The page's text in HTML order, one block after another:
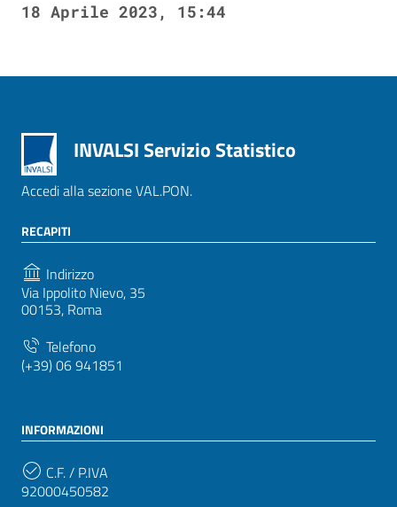
18 Aprile 2023, 15:44
INVALSI Servizio Statistico
Accedi alla sezione VAL.PON.
RECAPITI
Indirizzo
Via Ippolito Nievo, 35
00153, Roma
Telefono
(+39) 06 941851
INFORMAZIONI
C.F. / P.IVA
92000450582